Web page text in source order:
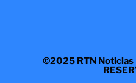
©2025 RTN Noticias